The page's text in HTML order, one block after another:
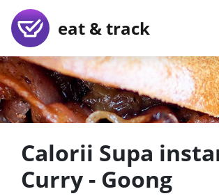
eat & track
Calorii Supa
Curry - Goong